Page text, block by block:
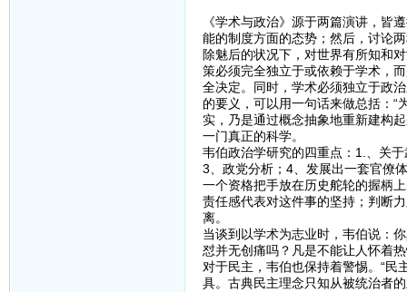
《学术与政治》源于两篇演讲，皆
能的制度方面的态势；然后，讨论
除魅后的状况下，对世界有所知和
策必须完全独立于或依赖于学术，
全决定。同时，学术必须独立于政
的要义，可以用一句话来做总括：“
实，乃是通过概念抽象地重新建构
一门真正的科学。
韦伯政治学研究的四重点：1.、关
3、政党分析；4、发展出一套官僚
一个资格把手放在历史舵轮的握柄
责任感代表对这件事的坚持；判断
离。
当谈到以学术为志业时，韦伯说：
怼并无创痛吗？凡是不能让人怀着
对于民主，韦伯也保持着警惕。“民
具。古典民主理念只知从被统治者